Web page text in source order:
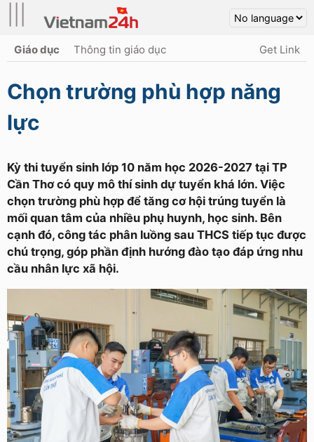
Giáo dục Thông tin giáo dục Get Link
Chọn trường phù hợp năng
lực
Kỳ thi tuyển sinh lớp 10 năm học 2026-2027 tại TP
Cần Thơ có quy mô thí sinh dự tuyển khá lớn. Việc
chọn trường phù hợp để tăng cơ hội trúng tuyển là
mối quan tâm của nhiều phụ huynh, học sinh. Bên
cạnh đó, công tác phân luồng sau THCS tiếp tục được
chú trọng, góp phần định hướng đào tạo đáp ứng nhu
cầu nhân lực xã hội.